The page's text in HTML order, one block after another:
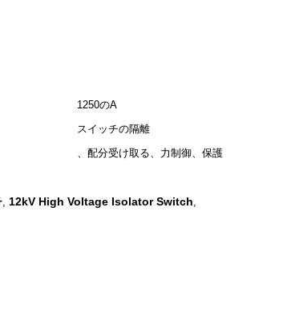
1250のA
スイッチの隔離
、配分受け取る、力制御、保護
, 12kV High Voltage Isolator Switch,